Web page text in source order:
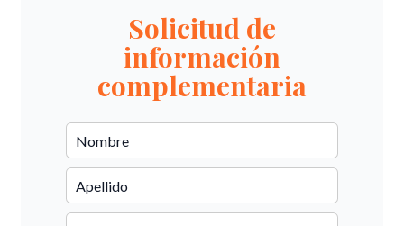
Solicitud de
información
complementaria